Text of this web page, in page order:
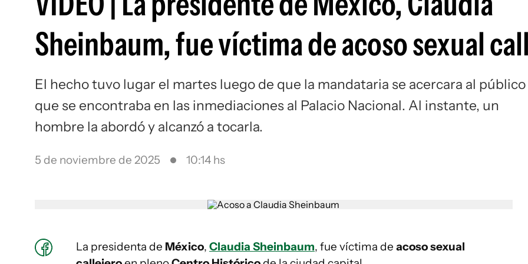
Sheinbaum, fue víctima de acoso sexual
El hecho tuvo lugar el martes luego de que la mandataria se acercara al público
que se encontraba en las inmediaciones al Palacio Nacional. Al instante, un
hombre la abordó y alcanzó a tocarla.
5 de noviembre de 2025 10:14 hs
La presidenta de México, Claudia Sheinbaum, fue víctima de acoso sexual